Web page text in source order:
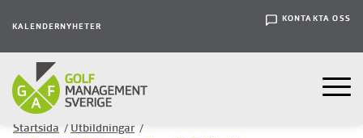
KALENDER NYHETER
KONTAKTA OSS
Startsida / Utbildningar /